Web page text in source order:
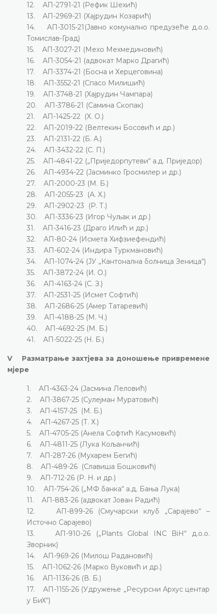
12. АП-2791-21 (Рефик Шехић)
13. АП-2969-21 (Хајрудин Козарић)
14. АП-3015-21(Јавно комунално предузеће д.о.о.
Томислав-Град)
15. АП-3027-21 (Мехо Мехмединовић)
16. АП-3054-21 (адвокат Марко Драгић)
17. АП-3374-21 (Босна и Херцеговина)
18. АП-3552-21 (Спасо Милишић)
19. АП-3748-21 (Хајрудин Чампара)
20. АП-3786-21 (Самина Скопак)
21. АП-1425-22 (Х. О.)
22. АП-2019-22 (Велтекин Босовић и др.)
23. АП-2131-22 (Б. А.)
24. АП-3432-22 (С. П.)
25. АП-4841-22 („Приједорпутеви“ а.д. Приједор)
26. АП-4934-22 (Јасминко Гросмилер и др.)
27. АП-2000-23 (М. Б.)
28. АП-2055-23 (А. Х.)
29. АП-2902-23 (Р. Т.)
30. АП-3336-23 (Игор Чуљак и др.)
31. АП-3416-23 (Драго Илић и др.)
32. АП-80-24 (Исмета Хифзиефендић)
33. АП-602-24 (Индира Туркмановић)
34. АП-1074-24 (ЈУ „Кантонална болница Зеница“)
35. АП-3872-24 (И. О.)
36. АП-4163-24 (С. З.)
37. АП-2531-25 (Исмет Софтић)
38. АП-2686-25 (Амер Татаревић)
39. АП-4188-25 (М. Ч.)
40. АП-4692-25 (М. Б.)
41. АП-5022-25 (Н. Б.)
V Разматрање захтјева за доношење привремене
мјере
1. АП-4363-24 (Јасмина Леловић)
2. АП-3867-25 (Сулејман Муратовић)
3. АП-4157-25 (М. Б.)
4. АП-4267-25 (Т. Х.)
5. АП-4705-25 (Анела Софтић Касумовић)
6. АП-4811-25 (Лука Кољанчић)
7. АП-287-26 (Мухарем Бегић)
8. АП-489-26 (Славиша Бошковић)
9. АП-712-26 (Р. Н. и др.)
10. АП-754-26 („МФ банка“ а.д. Бања Лука)
11. АП-883-26 (адвокат Јован Радић)
12. АП-899-26 (Смучарски клуб „Сарајево“ –
Источно Сарајево)
13. АП-910-26 („Plants Global INC BiH“ д.о.о.
Зворник)
14. АП-969-26 (Милош Радановић)
15. АП-1062-26 (Марко Вуковић и др.)
16. АП-1136-26 (В. Б.)
17. АП-1155-26 (Удружење „Ресурсни Архус центар
у БиХ“)